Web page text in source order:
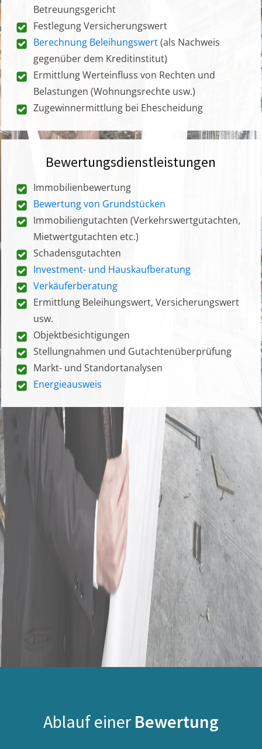
Betreuungsgericht
Festlegung Versicherungswert
Berechnung Beleihungswert(als Nachweis
gegenüber dem Kreditinstitut)
Ermittlung Werteinfluss von Rechten und
Belastungen (Wohnungsrechte usw.)
Zugewinnermittlung bei Ehescheidung
Bewertungsdienstleistungen
Immobilienbewertung
Bewertung von Grundstücken
Immobiliengutachten (Verkehrswertgutachten,
Mietwertgutachten etc.)
Schadensgutachten
Investment- und Hauskaufberatung
Verkäuferberatung
Ermittlung Beleihungswert, Versicherungswert
usw.
Objektbesichtigungen
Stellungnahmen und Gutachtenüberprüfung
Markt- und Standortanalysen
Energieausweis
Ablauf einer Bewertung